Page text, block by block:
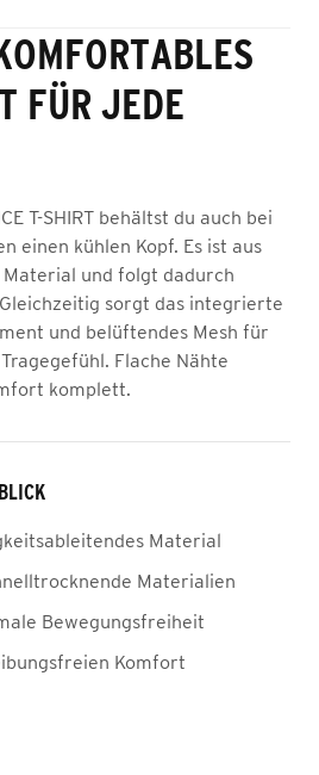
FÜR JEDE
T-SHIRT behältst du auch bei
einen kühlen Kopf. Es ist aus
und folgt dadurch
sorgt das integrierte
und belüftendes Mesh für
Flache Nähte
komplett.
Material
Materialien
Bewegungsfreiheit
Komfort